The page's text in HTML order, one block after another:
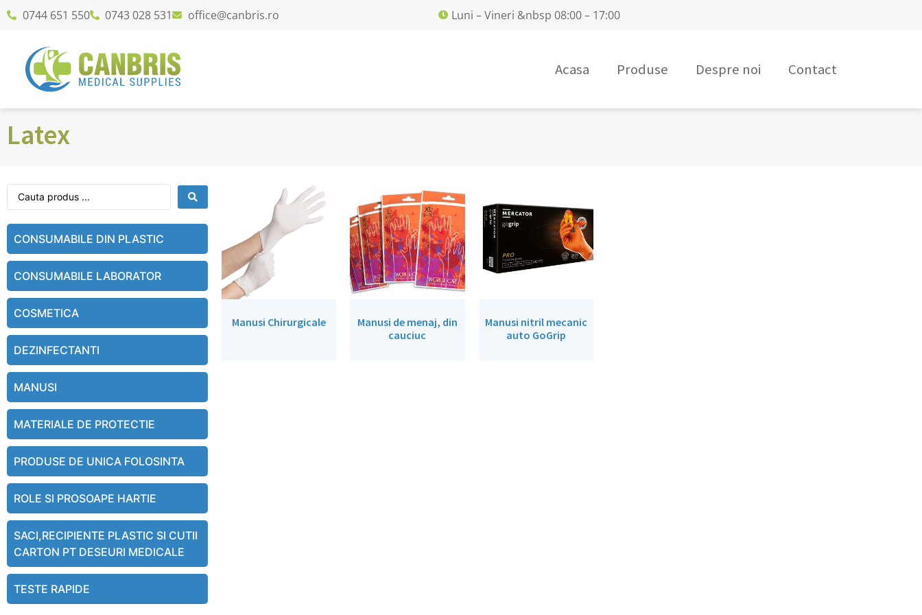
0744 651 550 0743 028 531 office@canbris.ro Luni – Vineri &nbsp 08:00 – 17:00
Acasa Produse Despre noi Contact
Latex
CONSUMABILE DIN PLASTIC
CONSUMABILE LABORATOR
COSMETICA
DEZINFECTANTI
MANUSI
MATERIALE DE PROTECTIE
PRODUSE DE UNICA FOLOSINTA
ROLE SI PROSOAPE HARTIE
SACI,RECIPIENTE PLASTIC SI CUTII
CARTON PT DESEURI MEDICALE
TESTE RAPIDE
Manusi Chirurgicale
Manusi de menaj, din
cauciuc
Manusi nitril mecanic
auto GoGrip